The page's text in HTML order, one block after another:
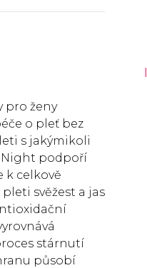
pro ženy
o pleť bez
s jakýmikoli
Night podpoří
k celkově
svěžest a jas
stárnutí
působí